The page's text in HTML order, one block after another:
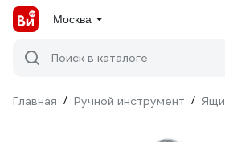
Москва
Поиск в каталоге
Главная / Ручной инструмент /